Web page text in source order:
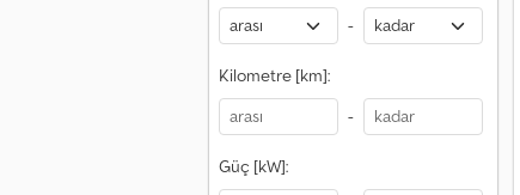
-
Kilometre [km]:
-
Güç [kW]: